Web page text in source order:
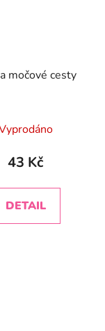
močové cesty
43 Kč
DETAIL